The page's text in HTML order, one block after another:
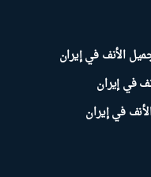
الأنف في إيران
في إيران
في إيران